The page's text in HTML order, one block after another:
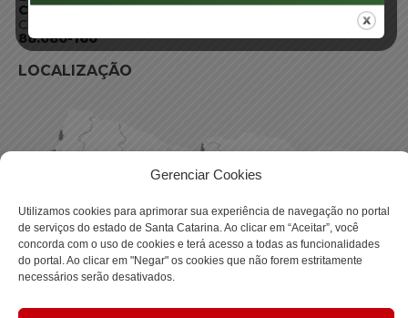
Gerenciar Cookies
Utilizamos cookies para aprimorar sua experiência de navegação no portal
de serviços do estado de Santa Catarina. Ao clicar em “Aceitar”, você
concorda com o uso de cookies e terá acesso a todas as funcionalidades
do portal. Ao clicar em "Negar" os cookies que não forem estritamente
necessários serão desativados.
Coqueiros, Florianópolis SC
CEP:
88.080-160
LOCALIZAÇÃO